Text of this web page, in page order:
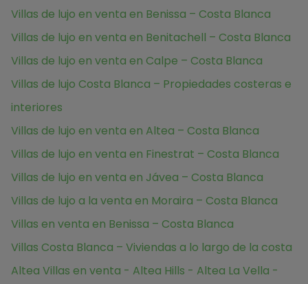
Villas de lujo en venta en Benissa – Costa Blanca
Villas de lujo en venta en Benitachell – Costa Blanca
Villas de lujo en venta en Calpe – Costa Blanca
Villas de lujo Costa Blanca – Propiedades costeras e
interiores
Villas de lujo en venta en Altea – Costa Blanca
Villas de lujo en venta en Finestrat – Costa Blanca
Villas de lujo en venta en Jávea – Costa Blanca
Villas de lujo a la venta en Moraira – Costa Blanca
Villas en venta en Benissa – Costa Blanca
Villas Costa Blanca – Viviendas a lo largo de la costa
Altea Villas en venta - Altea Hills - Altea La Vella -